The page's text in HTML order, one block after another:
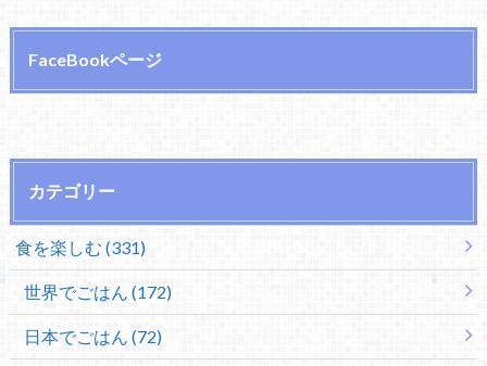
FaceBookページ
カテゴリー
食を楽しむ (331)
世界でごはん (172)
日本でごはん (72)